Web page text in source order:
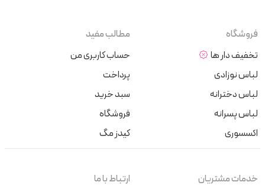
فروشگاه
تخفیف دار ها
لباس نوزادی
لباس دخترانه
لباس پسرانه
اکسسوری
مطالب مفید
حساب کاربری من
پرداخت
سبد خرید
فروشگاه
کیدز مگ
خدمات مشتریان
ارتباط با ما